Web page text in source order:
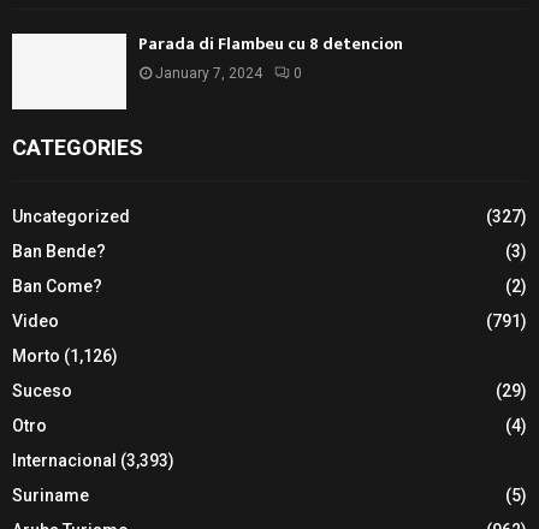
Parada di Flambeu cu 8 detencion
January 7, 2024 0
CATEGORIES
Uncategorized
(327)
Ban Bende?
(3)
Ban Come?
(2)
Video
(791)
Morto (1,126)
Suceso
(29)
Otro
(4)
Internacional (3,393)
Suriname
(5)